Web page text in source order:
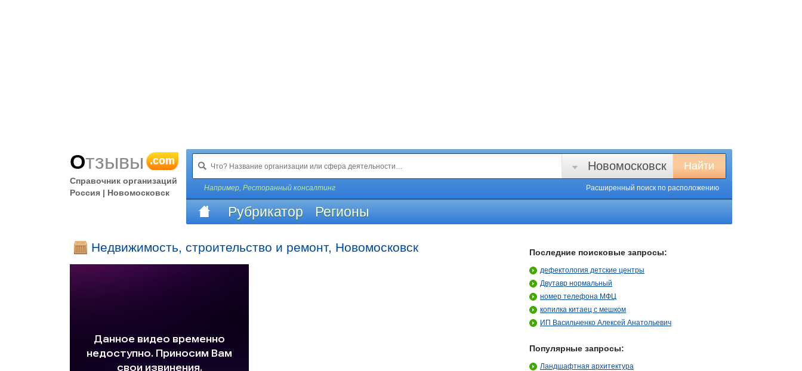
Отзывы .com
Справочник организаций
Россия | Новомосковск
Найти
Новомосковск
Например, Ресторанный консалтинг Расширенный поиск по расположению
Рубрикатор Регионы
Недвижимость, строительство и ремонт, Новомосковск Последние поисковые запросы:
дефектология детские центры
Двутавр нормальный
номер телефона МФЦ
копилка китаец с мешком
ИП Васильченко Алексей Анатольевич
Популярные запросы:
Ландшафтная архитектура